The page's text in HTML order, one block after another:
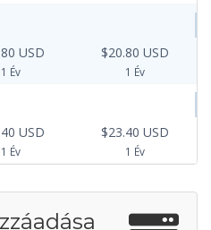
USD
1 Év
$20.80 USD
1 Év
USD
1 Év
$23.40 USD
1 Év